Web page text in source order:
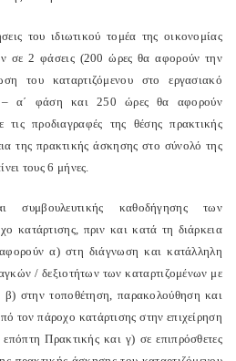
του ιδιωτικού τομέα της οικονομίας
σε 2 φάσεις (200 ώρες θα αφορούν την
του καταρτιζόμενου στο εργασιακό
– α΄ φάση και 250 ώρες θα αφορούν
τις προδιαγραφές της θέσης πρακτικής
της πρακτικής άσκησης στο σύνολό της
τους 6 μήνες.
συμβουλευτικής καθοδήγησης των
κατάρτισης, πριν και κατά τη διάρκεια
α) στη διάγνωση και κατάλληλη
/ δεξιοτήτων των καταρτιζομένων με
β) στην τοποθέτηση, παρακολούθηση και
τον πάροχο κατάρτισης στην επιχείρηση
Πρακτικής και γ) σε επιπρόσθετες